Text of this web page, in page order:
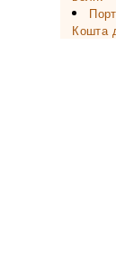
Кошта